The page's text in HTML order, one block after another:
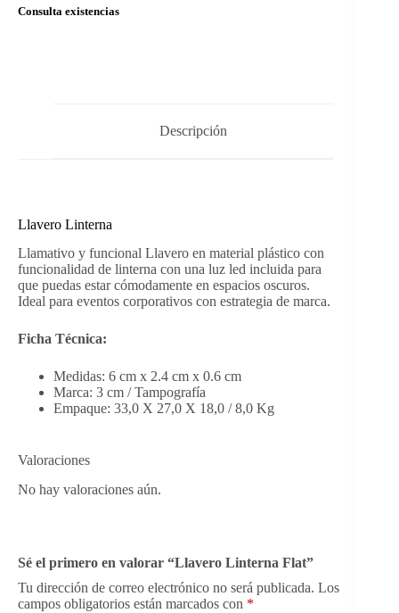
Consulta existencias
Descripción
Llavero Linterna
Llamativo y funcional Llavero en material plástico con
funcionalidad de linterna con una luz led incluida para
que puedas estar cómodamente en espacios oscuros.
Ideal para eventos corporativos con estrategia de marca.
Ficha Técnica:
Medidas: 6 cm x 2.4 cm x 0.6 cm
Marca: 3 cm / Tampografía
Empaque: 33,0 X 27,0 X 18,0 / 8,0 Kg
Valoraciones
No hay valoraciones aún.
Sé el primero en valorar “Llavero Linterna Flat”
Tu dirección de correo electrónico no será publicada. Los
campos obligatorios están marcados con *